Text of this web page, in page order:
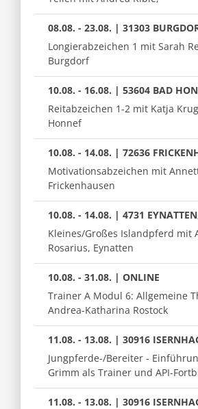
08.08. - 23.08. | 31303
Longierabzeichen 1 mit Sarah
Burgdorf
10.08. - 16.08. | 53604 BAD
Reitabzeichen 1-2 mit Katja
Honnef
10.08. - 14.08. | 72636
Motivationsabzeichen mit
Frickenhausen
10.08. - 14.08. | 4731
Kleines/Großes Islandpferd mit
Rosarius, Eynatten
10.08. - 31.08. | ONLINE
Trainer A Modul 6: Allgemeine
Andrea-Katharina Rostock
11.08. - 13.08. | 30916
Jungpferde-/Bereiter -
Grimm als Trainer und API-
11.08. - 13.08. | 30916